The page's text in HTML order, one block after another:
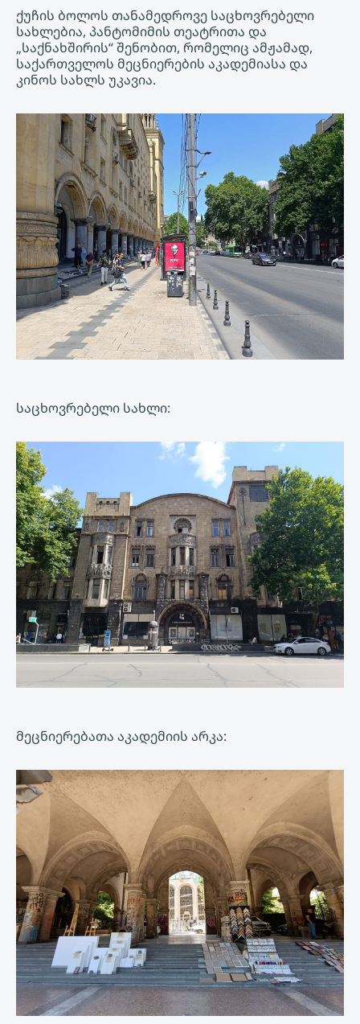
ქუჩის ბოლოს თანამედროვე საცხოვრებელი
სახლებია, პანტომიმის თეატრითა და
„საქნახშირის“ შენობით, რომელიც ამჟამად,
საქართველოს მეცნიერების აკადემიასა და
კინოს სახლს უკავია.
საცხოვრებელი სახლი:
მეცნიერებათა აკადემიის არკა: